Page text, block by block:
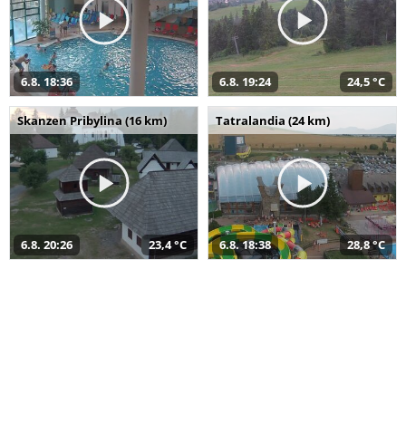
6.8. 18:36 6.8. 19:24 24,5 °C
Skanzen Pribylina (16 km)
6.8. 20:26 23,4 °C
Tatralandia (24 km)
6.8. 18:38 28,8 °C